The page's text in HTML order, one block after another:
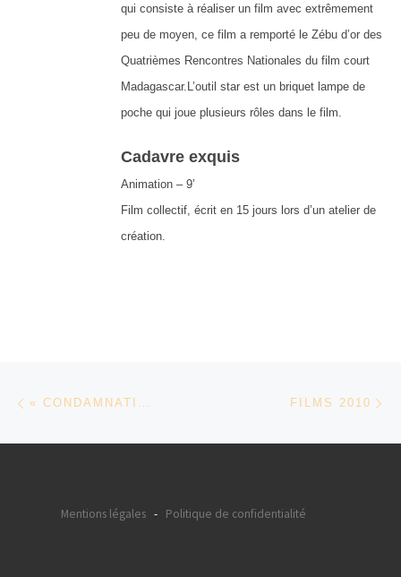
qui consiste à réaliser un film avec extrêmement
peu de moyen, ce film a remporté le Zébu d’or des
Quatrièmes Rencontres Nationales du film court
Madagascar.L’outil star est un briquet lampe de
poche qui joue plusieurs rôles dans le film.
Cadavre exquis
Animation – 9’
Film collectif, écrit en 15 jours lors d’un atelier de
création.
Parcourir les articles FILMS 2010
Mentions légales- Politique de confidentialité